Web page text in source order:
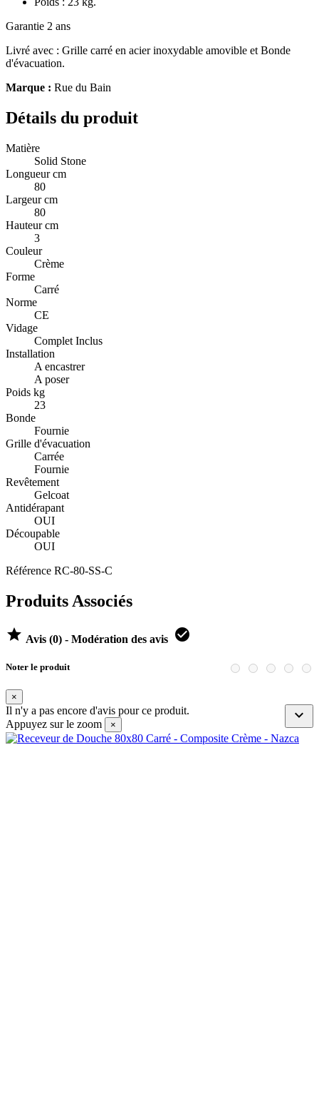
Garantie 2 ans
Livré avec : Grille carré en acier inoxydable amovible et Bonde
d'évacuation.
Marque : Rue du Bain
Détails du produit
Matière
Solid Stone
Longueur cm
80
Largeur cm
80
Hauteur cm
3
Couleur
Crème
Forme
Carré
Norme
CE
Vidage
Complet Inclus
Installation
A encastrer
A poser
Poids kg
23
Bonde
Fournie
Grille d'évacuation
Carrée
Fournie
Revêtement
Gelcoat
Antidérapant
OUI
Découpable
OUI
Référence RC-80-SS-C
Produits Associés
 Avis (0) - Modération des avis 
Noter le produit
×

Il n'y a pas encore d'avis pour ce produit.
Appuyez sur le zoom
×